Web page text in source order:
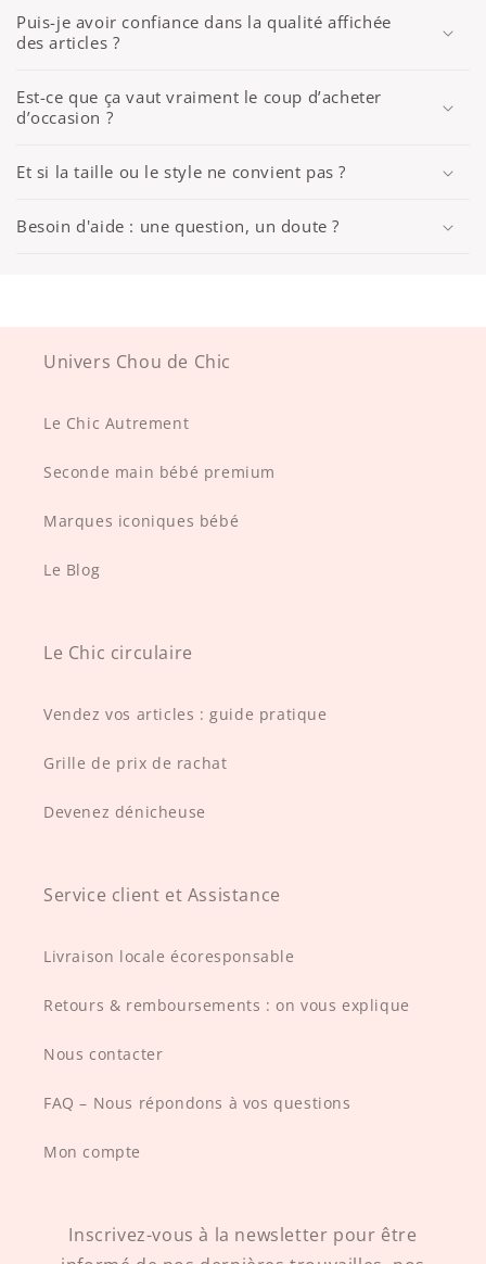
Puis-je avoir confiance dans la qualité affichée
des articles ?
Est-ce que ça vaut vraiment le coup d’acheter
d’occasion ?
Et si la taille ou le style ne convient pas ?
Besoin d'aide : une question, un doute ?
Univers Chou de Chic
Le Chic Autrement
Seconde main bébé premium
Marques iconiques bébé
Le Blog
Le Chic circulaire
Vendez vos articles : guide pratique
Grille de prix de rachat
Devenez dénicheuse
Service client et Assistance
Livraison locale écoresponsable
Retours & remboursements : on vous explique
Nous contacter
FAQ – Nous répondons à vos questions
Mon compte
Inscrivez-vous à la newsletter pour être